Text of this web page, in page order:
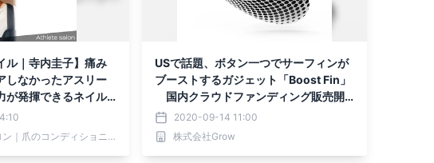
ル｜寺内圭子】痛み
しなかったアスリー
が発揮できるネイル
る
アスリートサロン｜爪のコンディショニング専門メディア
USで話題、ボタン一つでサーフィンが
ブーストするガジェット「Boost Fin」
国内クラウドファンディング販売開
始8日で1900万円達成！
2020-09-14 11:00
株式会社Grow